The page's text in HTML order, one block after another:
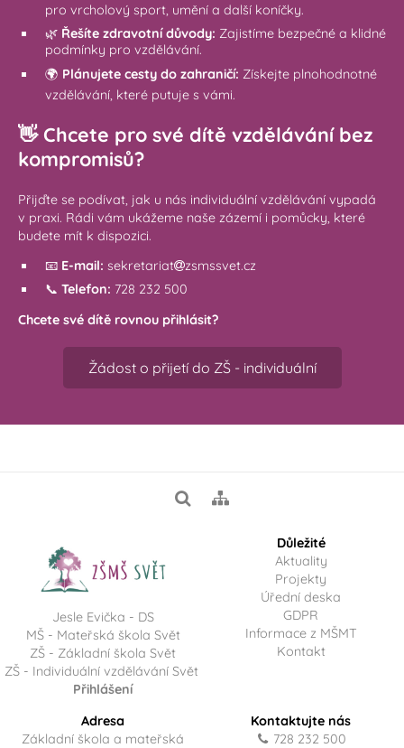
pro vrcholový sport, umění a další koníčky.
🌿 Řešíte zdravotní důvody: Zajistíme bezpečné a klidné
podmínky pro vzdělávání.
🌍 Plánujete cesty do zahraničí: Získejte plnohodnotné
vzdělávání, které putuje s vámi.
👋 Chcete pro své dítě vzdělávání bez
kompromisů?
Přijďte se podívat, jak u nás individuální vzdělávání vypadá
v praxi. Rádi vám ukážeme naše zázemí i pomůcky, které
budete mít k dispozici.
📧 E-mail: sekretariat
zsmssvet.cz
📞 Telefon: 728 232 500
Chcete své dítě rovnou přihlásit?
Žádost o přijetí do ZŠ - individuální
Jesle Evička - DS
MŠ - Mateřská škola Svět
ZŠ - Základní škola Svět
ZŠ - Individuální vzdělávání Svět
Přihlášení
Důležité
Aktuality
Projekty
Úřední deska
GDPR
Informace z MŠMT
Kontakt
Adresa
Základní škola a mateřská
Kontaktujte nás
728 232 500